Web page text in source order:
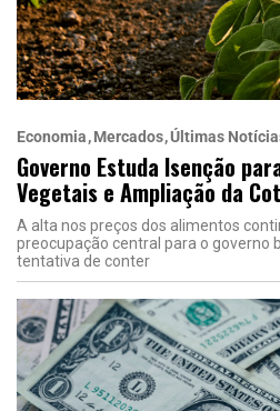
Economia Mercados Últimas
Governo Estuda Isenção
Vegetais e Ampliação da
A alta nos preços dos alimentos
preocupação central para o governo
tentativa de conter